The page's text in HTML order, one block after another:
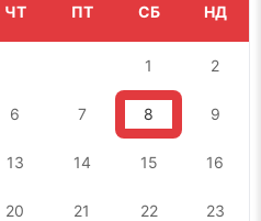
ЧТ ПТ СБ НД
1 2
6 7 8 9
13 14 15 16
20 21 22 23